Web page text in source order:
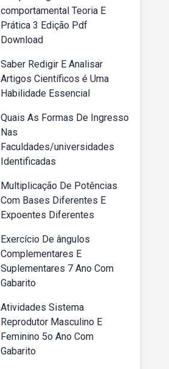
comportamental Teoria E
Prática 3 Edição Pdf
Download
Saber Redigir E Analisar
Artigos Científicos é Uma
Habilidade Essencial
Quais As Formas De Ingresso
Nas
Faculdades/universidades
Identificadas
Multiplicação De Potências
Com Bases Diferentes E
Expoentes Diferentes
Exercício De ângulos
Complementares E
Suplementares 7 Ano Com
Gabarito
Atividades Sistema
Reprodutor Masculino E
Feminino 5o Ano Com
Gabarito